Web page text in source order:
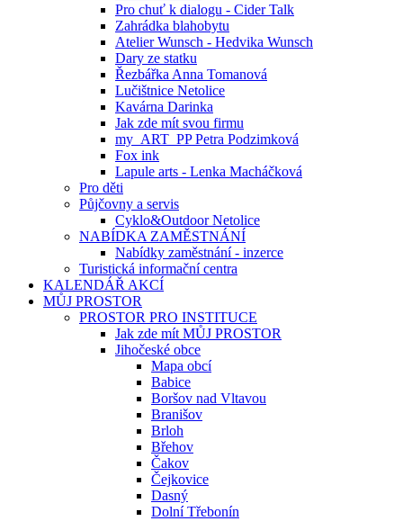
Pro chuť k dialogu - Cider Talk
Zahrádka blahobytu
Atelier Wunsch - Hedvika Wunsch
Dary ze statku
Řezbářka Anna Tomanová
Lučištnice Netolice
Kavárna Darinka
Jak zde mít svou firmu
my_ART_PP Petra Podzimková
Fox ink
Lapule arts - Lenka Macháčková
Pro děti
Půjčovny a servis
Cyklo&Outdoor Netolice
NABÍDKA ZAMĚSTNÁNÍ
Nabídky zaměstnání - inzerce
Turistická informační centra
KALENDÁŘ AKCÍ
MŮJ PROSTOR
PROSTOR PRO INSTITUCE
Jak zde mít MŮJ PROSTOR
Jihočeské obce
Mapa obcí
Babice
Boršov nad Vltavou
Branišov
Brloh
Břehov
Čakov
Čejkovice
Dasný
Dolní Třebonín